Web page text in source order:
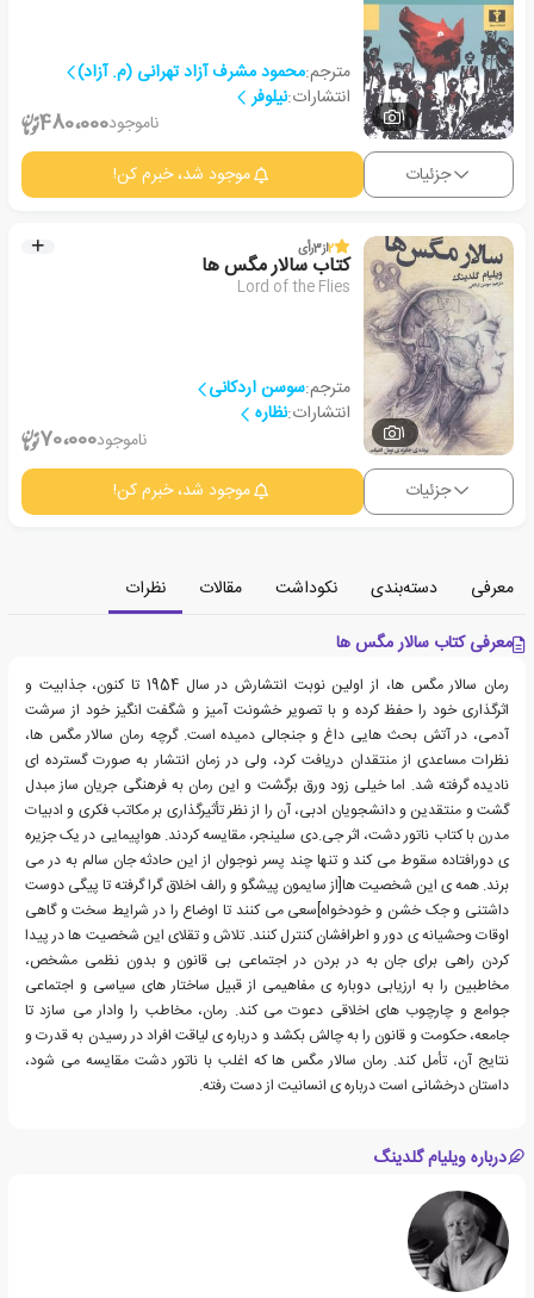
1
مترجم:محمود مشرف آزاد تهرانی (م. آزاد)
انتشارات:نیلوفر
ناموجود480،000
جزئیات موجود شد، خبرم کن!
1
2از3رأی
کتاب سالار مگس ها
Lord of the Flies
مترجم:سوسن اردکانی
انتشارات:نظاره
ناموجود70،000
جزئیات موجود شد، خبرم کن!
معرفی دسته‌بندی نکوداشت مقالات
نظرات
معرفی کتاب سالار مگس ها
رمان سالار مگس ها، از اولین نوبت انتشارش در سال 1954 تا کنون، جذابیت و
اثرگذاری خود را حفظ کرده و با تصویر خشونت آمیز و شگفت انگیز خود از سرشت
آدمی، در آتش بحث هایی داغ و جنجالی دمیده است. گرچه رمان سالار مگس ها،
نظرات مساعدی از منتقدان دریافت کرد، ولی در زمان انتشار به صورت گسترده ای
نادیده گرفته شد. اما خیلی زود ورق برگشت و این رمان به فرهنگی جریان ساز مبدل
گشت و منتقدین و دانشجویان ادبی، آن را از نظر تأثیرگذاری بر مکاتب فکری و ادبیات
مدرن با کتاب ناتور دشت، اثر جی.دی سلینجر، مقایسه کردند. هواپیمایی در یک جزیره
ی دورافتاده سقوط می کند و تنها چند پسر نوجوان از این حادثه جان سالم به در می
برند. همه ی این شخصیت ها[از سایمون پیشگو و رالف اخلاق گرا گرفته تا پیگی دوست
داشتنی و جک خشن و خودخواه]سعی می کنند تا اوضاع را در شرایط سخت و گاهی
اوقات وحشیانه ی دور و اطرافشان کنترل کنند. تلاش و تقلای این شخصیت ها در پیدا
کردن راهی برای جان به در بردن در اجتماعی بی قانون و بدون نظمی مشخص،
مخاطبین را به ارزیابی دوباره ی مفاهیمی از قبیل ساختار های سیاسی و اجتماعی
جوامع و چارچوب های اخلاقی دعوت می کند. رمان، مخاطب را وادار می سازد تا
جامعه، حکومت و قانون را به چالش بکشد و درباره ی لیاقت افراد در رسیدن به قدرت و
نتایج آن، تأمل کند. رمان سالار مگس ها که اغلب با ناتور دشت مقایسه می شود،
داستان درخشانی است درباره ی انسانیت از دست رفته.
درباره ویلیام گلدینگ